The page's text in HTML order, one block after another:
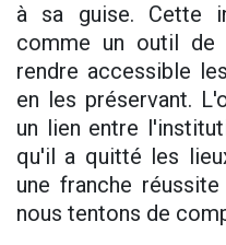
à sa guise. Cette
comme un outil de
rendre accessible
en les préservant.
un lien entre
qu'il a quitté les
une franche
nous tentons de